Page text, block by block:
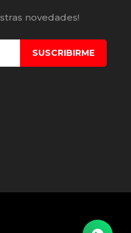
novedades!
SUSCRIBIRME